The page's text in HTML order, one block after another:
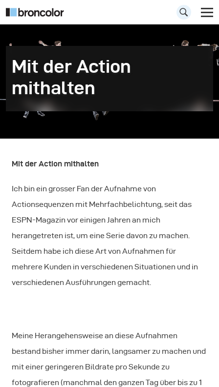
Mit der Action
mithalten
Mit der Action mithalten
Ich bin ein grosser Fan der Aufnahme von
Actionsequenzen mit Mehrfachbelichtung, seit das
ESPN-Magazin vor einigen Jahren an mich
herangetreten ist, um eine Serie davon zu machen.
Seitdem habe ich diese Art von Aufnahmen für
mehrere Kunden in verschiedenen Situationen und in
verschiedenen Ausführungen gemacht.
Meine Herangehensweise an diese Aufnahmen
bestand bisher immer darin, langsamer zu machen und
mit einer geringeren Bildrate pro Sekunde zu
fotografieren (manchmal den ganzen Tag über bis zu 1